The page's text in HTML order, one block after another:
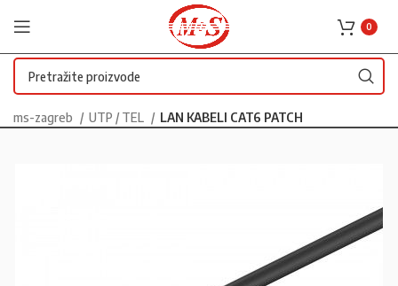
0
ms-zagreb UTP / TEL LAN KABELI CAT6 PATCH